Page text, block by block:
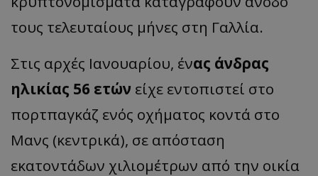
τους τελευταίους μήνες στη Γαλλία.
Στις αρχές Ιανουαρίου, ένας άνδρας
ηλικίας 56 ετών είχε εντοπιστεί στο
πορτπαγκάζ ενός οχήματος κοντά στο
Μανς (κεντρικά), σε απόσταση
εκατοντάδων χιλιομέτρων από την οικία